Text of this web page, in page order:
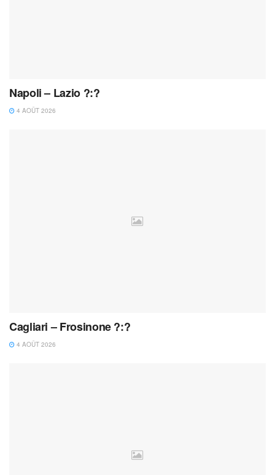
Napoli – Lazio ?:?
4 AOÛT 2026
Cagliari – Frosinone ?:?
4 AOÛT 2026